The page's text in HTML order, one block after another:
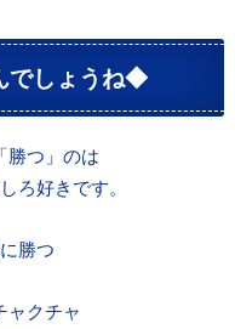
でしょうね◆
勝つ」のは
ろ好きです。
勝つ
ャクチャ